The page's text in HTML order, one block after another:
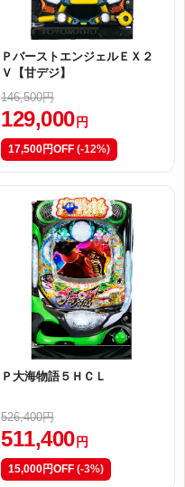
ＰバーストエンジェルＥＸ２
Ｖ【甘デジ】
146,500円
129,000 円
17,500円OFF (-12%)
Ｐ大海物語５ＨＣＬ
526,400円
511,400 円
15,000円OFF (-3%)